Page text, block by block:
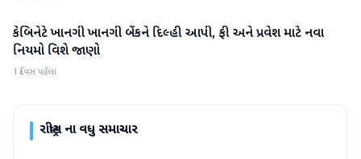
રાષ્ટ્રીય
કેબિનેટે ખાનગી ખાનગી બેંકને દિલ્હી આપી, ફી અને પ્રવેશ માટે નવા
નિયમો વિશે જાણો
1 દિવસ પહેલા
રાષ્ટ્રીયના વધુ સમાચાર